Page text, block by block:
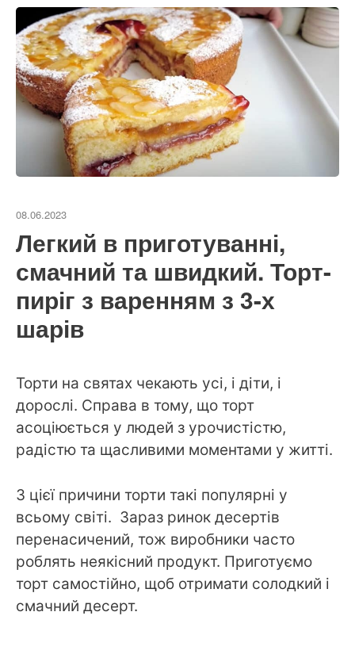
08.06.2023
Легкий в приготуванні,
смачний та швидкий. Торт-
пиріг з варенням з 3-х
шарів
Торти на святах чекають усі, і діти, і
дорослі. Справа в тому, що торт
асоціюється у людей з урочистістю,
радістю та щасливими моментами у житті.
З цієї причини торти такі популярні у
всьому світі. Зараз ринок десертів
перенасичений, тож виробники часто
роблять неякісний продукт. Приготуємо
торт самостійно, щоб отримати солодкий і
смачний десерт.